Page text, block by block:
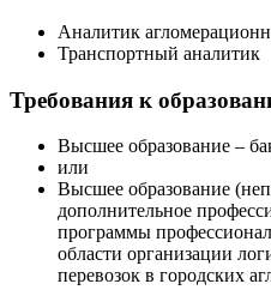
Аналитик
Транспортный аналитик
Требования к
Высшее образование –
или
Высшее образование
дополнительное
программы
области организации
перевозок в городских